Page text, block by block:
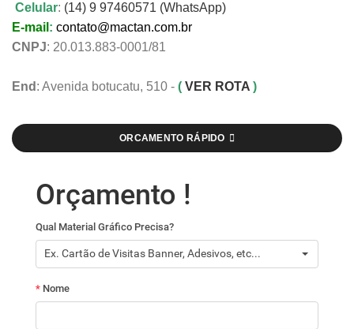
Celular: (14) 9 97460571 (WhatsApp)
E-mail : contato@mactan.com.br
CNPJ: 20.013.883-0001/81
End : Avenida botucatu, 510 - ( VER ROTA )
ORCAMENTO RÁPIDO